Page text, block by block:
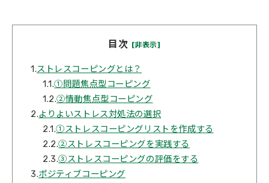
目次 [非表示]
1.ストレスコーピングとは？
1.1.①問題焦点型コーピング
1.2.②情動焦点型コーピング
2.よりよいストレス対処法の選択
2.1.①ストレスコーピングリストを作成する
2.2.②ストレスコーピングを実践する
2.3.③ストレスコーピングの評価をする
3.ポジティブコーピング